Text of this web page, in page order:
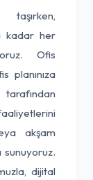
kadar her
Ofis
planınıza
akşam
sunuyoruz.
dijital